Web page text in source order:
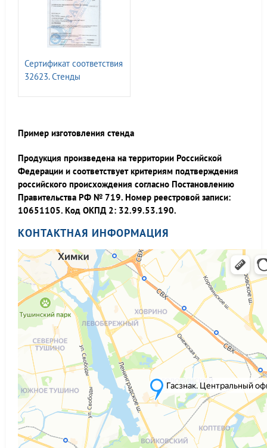
Сертификат соответствия
32623. Стенды
Пример изготовления стенда
Продукция произведена на территории Российской
Федерации и соответствует критериям подтверждения
российского происхождения согласно Постановлению
Правительства РФ № 719. Номер реестровой записи:
10651105. Код ОКПД 2: 32.99.53.190.
КОНТАКТНАЯ ИНФОРМАЦИЯ